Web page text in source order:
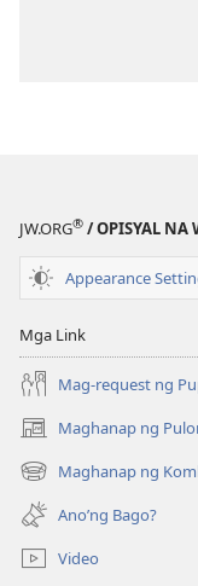
JW.ORG® / OPISYAL NA
Appearance
Mga Link
Mag-request ng
Maghanap ng
(may
bubukas
na
bagong
window)
Maghanap ng
(may
bubukas
na
bagong
window)
Ano’ng Bago?
Video